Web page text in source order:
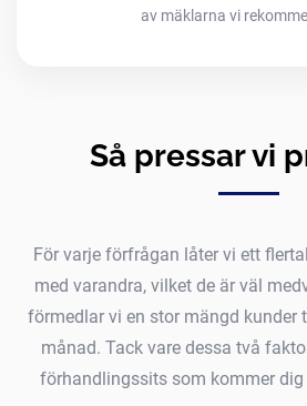
av mäklarna vi
Så pressar vi
För varje förfrågan låter vi ett
med varandra, vilket de är väl
förmedlar vi en stor mängd kunder
månad. Tack vare dessa två
förhandlingssits som kommer